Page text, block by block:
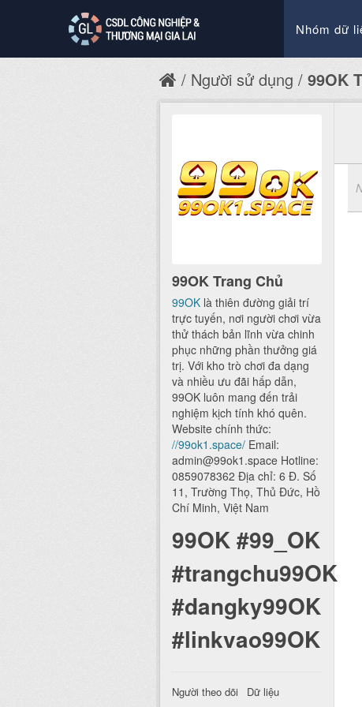
Nhóm dữ
Người sử dụng 99OK
99OK Trang Chủ
99OK là thiên đường giải trí
trực tuyến, nơi người chơi vừa
thử thách bản lĩnh vừa chinh
phục những phần thưởng giá
trị. Với kho trò chơi đa dạng
và nhiều ưu đãi hấp dẫn,
99OK luôn mang đến trải
nghiệm kịch tính khó quên.
Website chính thức:
//99ok1.space/ Email:
admin@99ok1.space Hotline:
0859078362 Địa chỉ: 6 Đ. Số
11, Trường Thọ, Thủ Đức, Hồ
Chí Minh, Việt Nam
99OK #99_OK
#trangchu99OK
#dangky99OK
#linkvao99OK
Người theo dõi Dữ liệu